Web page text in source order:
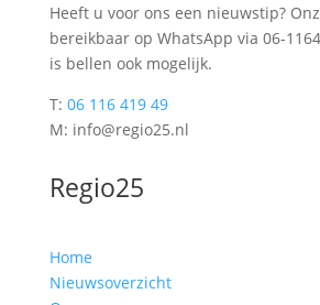
Heeft u voor ons een nieuwstip?
bereikbaar op WhatsApp via 06-
is bellen ook mogelijk.
T: 06 116 419 49
M: info@regio25.nl
Regio25
Home
Nieuwsoverzicht